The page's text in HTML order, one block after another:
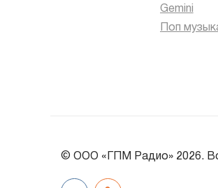
Gemini
Поп
© ООО «ГПМ Радио» 2026.